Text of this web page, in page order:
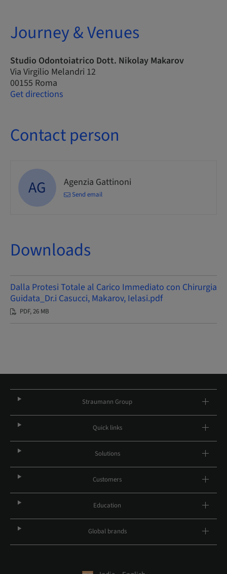
Journey & Venues
Studio Odontoiatrico Dott. Nikolay Makarov
Via Virgilio Melandri 12
00155 Roma
Get directions
Contact person
AG Agenzia Gattinoni
Send email
Downloads
Dalla Protesi Totale al Carico Immediato con Chirurgia
Guidata_Dr.i Casucci, Makarov, Ielasi.pdf
PDF, 26 MB
Straumann Group
Quick links
Solutions
Customers
Education
Global brands